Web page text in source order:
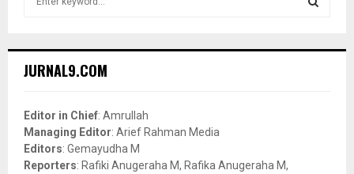
h
o
r
:
JURNAL9.COM
Editor in Chief: Amrullah
Managing Editor: Arief Rahman Media
Editors: Gemayudha M
Reporters: Rafiki Anugeraha M, Rafika Anugeraha M,